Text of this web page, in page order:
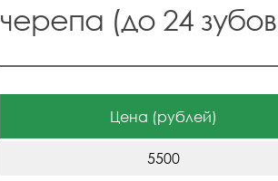
черепа (до 24
Цена (рублей)
5500